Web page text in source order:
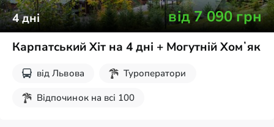
4дні від7 090грн
Карпатський Хіт на 4 дні + Могутній Хомʼяк
від Львова
Туроператори
Відпочинок на всі 100